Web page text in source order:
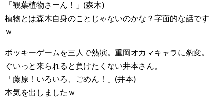
「観葉植物さーん！」(森木)
植物とは森木自身のことじゃないのかな？字面的な話です
ｗ
ポッキーゲームを三人で熱演。重岡オカマキャラに豹変。
ぐいっと来られると負けたくない井本さん。
「藤原！いろいろ、ごめん！」(井本)
本気を出しましたｗ